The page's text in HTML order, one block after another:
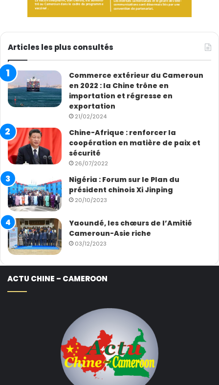
Articles les plus consultés
Commerce extérieur du Cameroun
en 2022 : la Chine trône en
importation et régresse en
exportation
21/02/2024
Chine-Afrique : renforcer la
coopération en matière de paix et
sécurité
26/07/2022
Nigéria : Forum sur le Plan du
président chinois Xi Jinping
20/10/2023
Yaoundé, les chœurs de l’Amitié
Cameroun-Asie riche
03/12/2023
ACTU CHINE – CAMEROON